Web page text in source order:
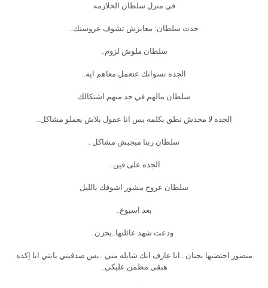
في منزل سلطان الحلازمه
جدت سلطان: معايزش تشوف عروستك..
سلطان ملوش لزوم..
الجده نسوانك عتعمل معاهم ايه..
سلطان مالهم في حد منهم اشتكالك
الجده لا محدش نطق بكلمه بس انا عقول بلاش يعملو مشاكل..
سلطان ربنا ميجبش مشاكل .
الجده على فين ..
سلطان عروح مشور اشوفك بالليل
بعد اسبوع..
ودعت شهد عائلتها..بحزن
منصور احتضنها بحنان ..انا عارف انك شايله مني ..بس صدقيني يابتي انا إكده
هبقى مطمن عليكي..